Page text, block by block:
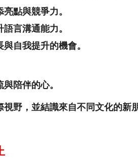
點與競爭力。
言溝通能力。
自我提升的機會。
陪伴的心。
野，並結識來自不同文化的新